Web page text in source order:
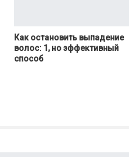
Как остановить выпадение
волос: 1, но эффективный
способ